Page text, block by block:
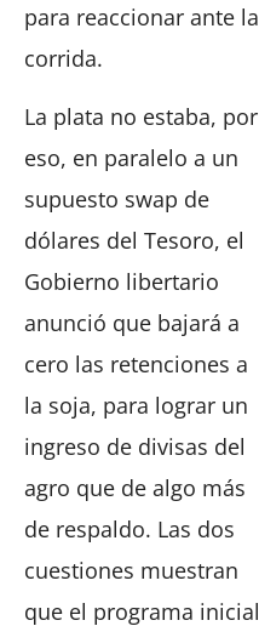
para reaccionar ante la
corrida.
La plata no estaba, por
eso, en paralelo a un
supuesto swap de
dólares del Tesoro, el
Gobierno libertario
anunció que bajará a
cero las retenciones a
la soja, para lograr un
ingreso de divisas del
agro que de algo más
de respaldo. Las dos
cuestiones muestran
que el programa inicial